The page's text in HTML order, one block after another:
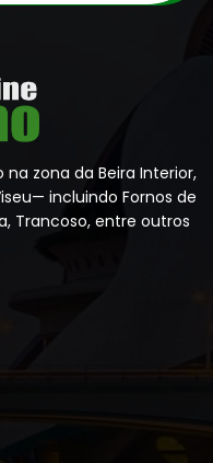
na zona da Beira Interior,
incluindo Fornos de
Trancoso, entre outros